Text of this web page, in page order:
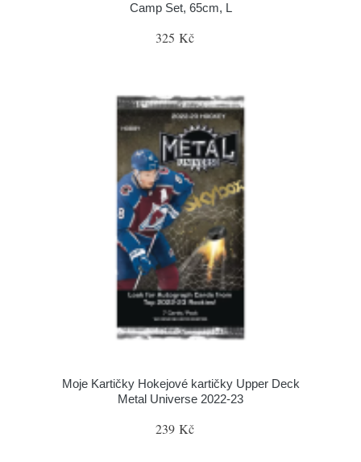
Camp Set, 65cm, L
325 Kč
Moje Kartičky Hokejové kartičky Upper Deck
Metal Universe 2022-23
239 Kč